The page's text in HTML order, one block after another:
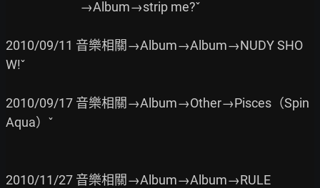
2010/09/11 音樂相關→Album→Album→NUDY SHO
W!ˇ
2010/09/17 音樂相關→Album→Other→Pisces（Spin
Aqua）ˇ
2010/11/27 音樂相關→Album→Album→RULE